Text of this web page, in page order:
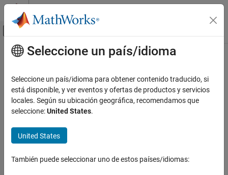
Saltar al contenido
Mostrar/ocultar menú de navegación
Inicio de Documentación
Instalación y licencias
Instalar productos
Administración de licencias de
Contenido principal
Instalación y licencias
Notas de la versión
Documentación en PDF
Documentación en PDF
Instalar productos
Seleccione un país/idioma
Seleccione un país/idioma para obtener contenido traducido, si
está disponible, y ver eventos y ofertas de productos y servicios
locales. Según su ubicación geográfica, recomendamos que
seleccione:United States.
United States
También puede seleccionar uno de estos países/idiomas: